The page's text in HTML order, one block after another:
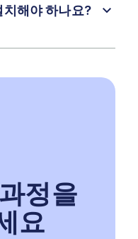
해야 하나요?
정을
요